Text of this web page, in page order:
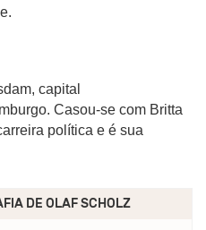
capital
Casou-se com Britta
política e é sua
DE OLAF SCHOLZ